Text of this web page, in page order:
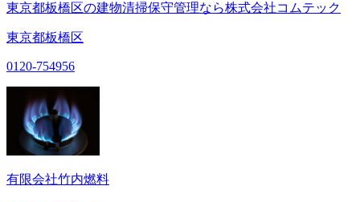
東京都板橋区の建物清掃保守管理なら株式会社コムテック
東京都板橋区
0120-754956
有限会社竹内燃料